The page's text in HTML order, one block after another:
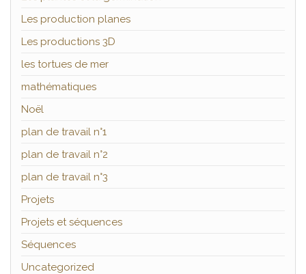
Les production planes
Les productions 3D
les tortues de mer
mathématiques
Noël
plan de travail n°1
plan de travail n°2
plan de travail n°3
Projets
Projets et séquences
Séquences
Uncategorized